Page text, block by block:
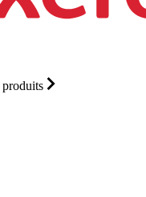
produits